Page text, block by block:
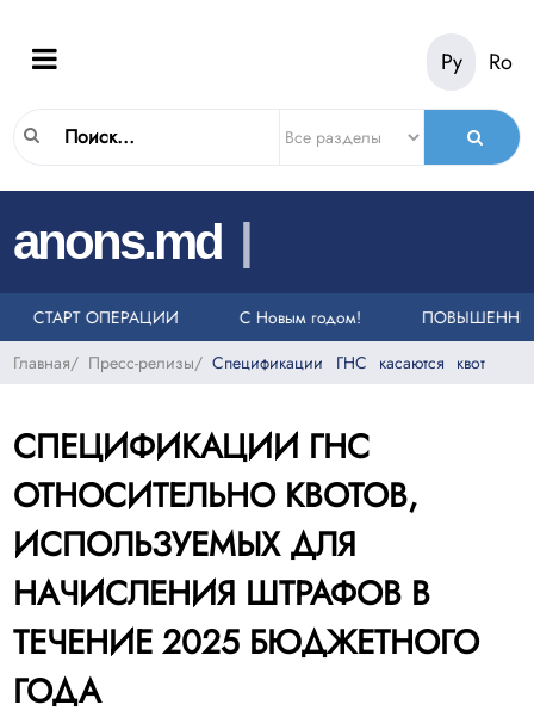
Ру Ro
anons.md |
НА ЕДИНЫЙ НОМЕР СЛУЖБЫ ЭКСТРЕННОЙ ПОМОЩИ 112
СТАРТ ОПЕРАЦИИ «ТАКСИ»С Новым годом!
Главная/ Пресс-релизы/ Спецификации ГНС касаются квот
СПЕЦИФИКАЦИИ ГНС
ОТНОСИТЕЛЬНО КВОТОВ,
ИСПОЛЬЗУЕМЫХ ДЛЯ
НАЧИСЛЕНИЯ ШТРАФОВ В
ТЕЧЕНИЕ 2025 БЮДЖЕТНОГО
ГОДА